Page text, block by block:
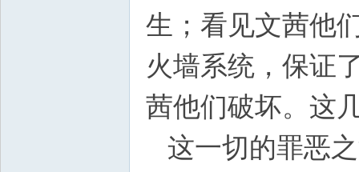
生；看见文茜他
火墙系统，保证
茜他们破坏。这
这一切的罪恶